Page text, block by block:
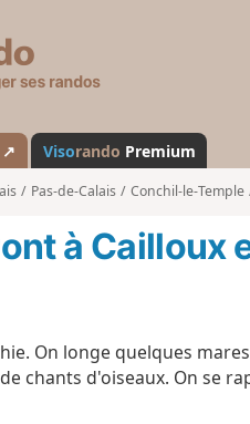
s
a
n
d
↗ Visorando Premium
Pas-de-Calais Conchil-le-Temple
à Cailloux
On longe quelques
chants d'oiseaux. On se